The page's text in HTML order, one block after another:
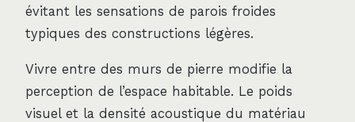
évitant les sensations de parois froides
typiques des constructions légères.
Vivre entre des murs de pierre modifie la
perception de l’espace habitable. Le poids
visuel et la densité acoustique du matériau